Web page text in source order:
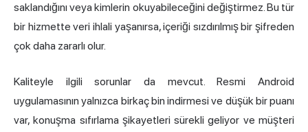
saklandığını veya kimlerin okuyabileceğini değiştirmez. Bu tür
bir hizmette veri ihlali yaşanırsa, içeriği sızdırılmış bir şifreden
çok daha zararlı olur.
Kaliteyle ilgili sorunlar da mevcut. Resmi Android
uygulamasının yalnızca birkaç bin indirmesi ve düşük bir puanı
var, konuşma sıfırlama şikayetleri sürekli geliyor ve müşteri